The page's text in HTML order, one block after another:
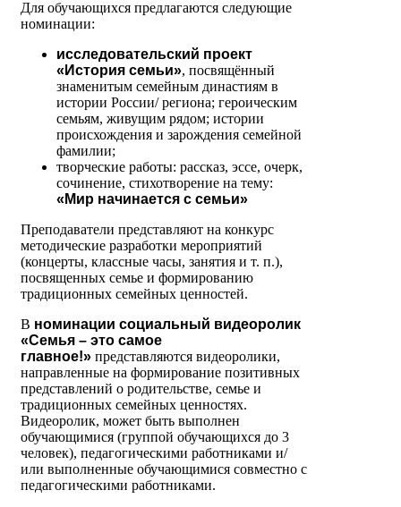
Для обучающихся предлагаются следующие
номинации:
исследовательский проект
«История семьи», посвящённый
знаменитым семейным династиям в
истории России/ региона; героическим
семьям, живущим рядом; истории
происхождения и зарождения семейной
фамилии;
творческие работы: рассказ, эссе, очерк,
сочинение, стихотворение на тему:
«Мир начинается с семьи»
Преподаватели представляют на конкурс
методические разработки мероприятий
(концерты, классные часы, занятия и т. п.),
посвященных семье и формированию
традиционных семейных ценностей.
В номинации социальный видеоролик
«Семья – это самое
главное!» представляются видеоролики,
направленные на формирование позитивных
представлений о родительстве, семье и
традиционных семейных ценностях.
Видеоролик, может быть выполнен
обучающимися (группой обучающихся до 3
человек), педагогическими работниками и/
или выполненные обучающимися совместно с
педагогическими работниками.